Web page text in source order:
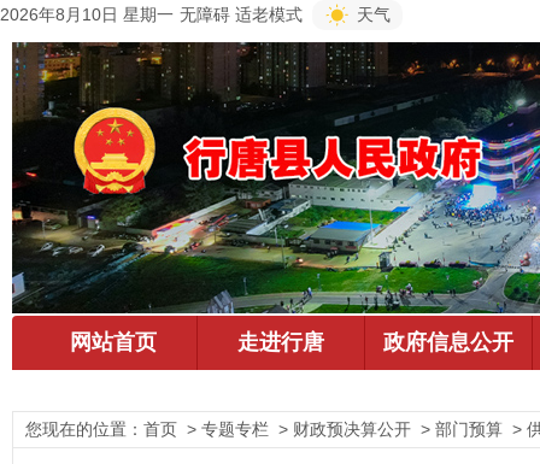
2026年8月10日 星期一 无障碍 适老模式 天气
您现在的位置： 首页 > 专题专栏 > 财政预决算公开 > 部门预算 >